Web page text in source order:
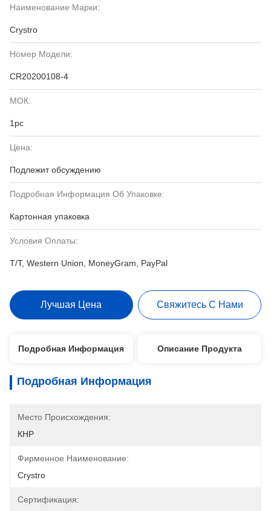
Наименование Марки:
Crystro
Номер Модели:
CR20200108-4
МОК:
1pc
Цена:
Подлежит обсуждению
Подробная Информация Об Упаковке:
Картонная упаковка
Условия Оплаты:
T/T, Western Union, MoneyGram, PayPal
Лучшая Цена Свяжитесь С Нами
Подробная Информация Описание Продукта
Подробная Информация
Место Происхождения:
КНР
Фирменное Наименование:
Crystro
Сертификация: